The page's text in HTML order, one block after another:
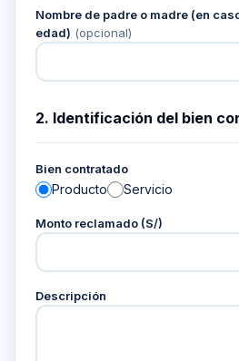
Nombre de padre o madre (en
edad) (opcional)
2. Identificación del bien
Bien contratado
Producto Servicio
Monto reclamado (S/)
Descripción